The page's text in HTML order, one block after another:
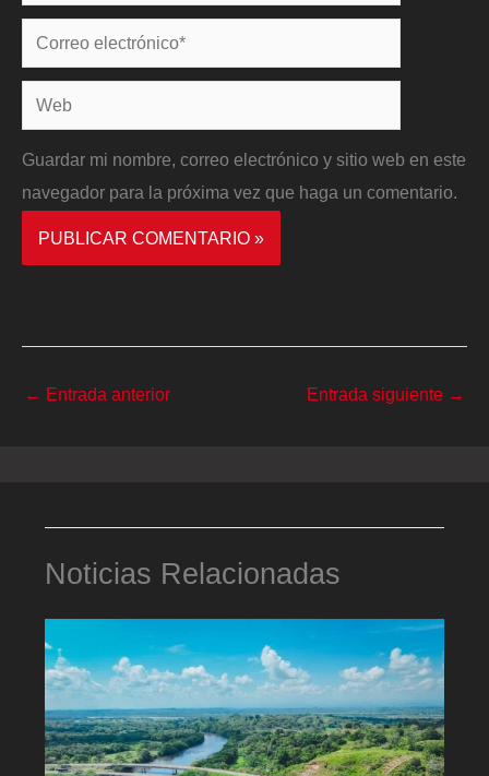
Correo
electrónico*
Web
Guardar mi nombre, correo electrónico y sitio web en este
navegador para la próxima vez que haga un comentario.
← Entrada anterior Entrada siguiente →
Noticias Relacionadas